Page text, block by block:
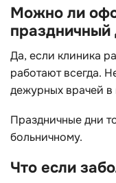
Можно ли
праздничный
Да, если клиника
работают всегда.
дежурных врачей в
Праздничные дни
больничному.
Что если